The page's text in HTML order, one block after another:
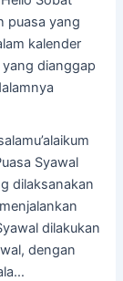
puasa yang
kalender
yang dianggap
Syawal
dilaksanakan
dilakukan
dengan